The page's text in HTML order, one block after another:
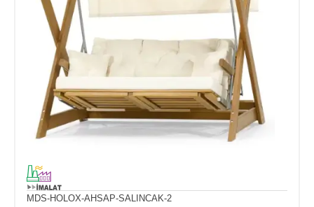
MDS-HOLOX-AHSAP-SALINCAK-2